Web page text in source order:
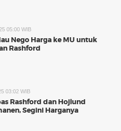
05:00 WIB
Nego Harga ke MU untuk
Rashford
03:02 WIB
Rashford dan Hojlund
Segini Harganya